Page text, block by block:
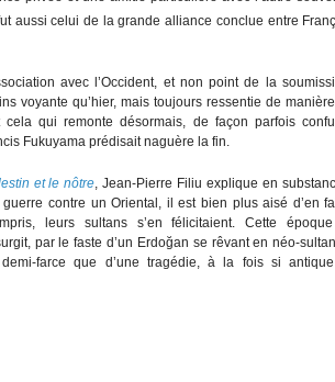
aussi celui de la grande alliance conclue entre
avec l’Occident, et non point de la
voyante qu’hier, mais toujours ressentie de
qui remonte désormais, de façon parfois
Fukuyama prédisait naguère la fin.
et le nôtre, Jean-Pierre Filiu explique en
contre un Oriental, il est bien plus aisé d’en
leurs sultans s’en félicitaient. Cette époque
par le faste d’un Erdoğan se rêvant en néo-
farce que d’une tragédie, à la fois si